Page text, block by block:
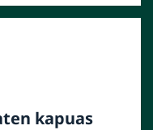
kapuas